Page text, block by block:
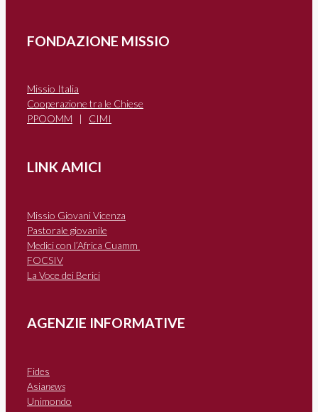
FONDAZIONE MISSIO
Missio Italia
Cooperazione tra le Chiese
PPOOMM | CIMI
LINK AMICI
Missio Giovani Vicenza
Pastorale giovanile
Medici con l’Africa Cuamm
FOCSIV
La Voce dei Berici
AGENZIE INFORMATIVE
Fides
Asianews
Unimondo